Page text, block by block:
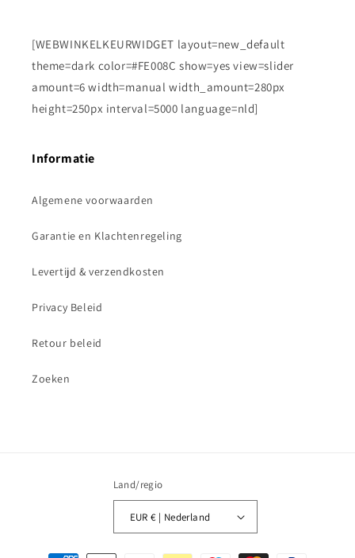
[WEBWINKELKEURWIDGET layout=new_default
theme=dark color=#FE008C show=yes view=slider
amount=6 width=manual width_amount=280px
height=250px interval=5000 language=nld]
Informatie
Algemene voorwaarden
Garantie en Klachtenregeling
Levertijd & verzendkosten
Privacy Beleid
Retour beleid
Zoeken
Land/regio
EUR € | Nederland